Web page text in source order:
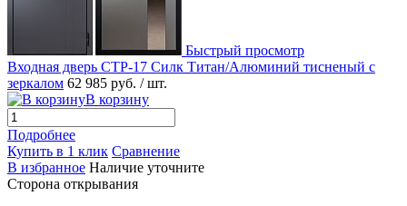
Быстрый просмотр
Входная дверь СТР-17 Силк Титан/Алюминий тисненый с
зеркалом 62 985 руб. / шт.
В корзину
Подробнее
Купить в 1 клик Сравнение
В избранное Наличие уточните
Сторона открывания